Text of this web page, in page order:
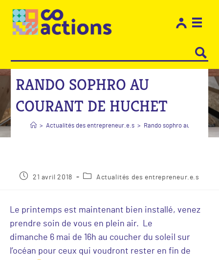
RANDO SOPHRO AU
COURANT DE HUCHET
> Actualités des entrepreneur.e.s > Rando sophro au courant
21 avril 2018 Actualités des entrepreneur.e.s
Le printemps est maintenant bien installé, venez
prendre soin de vous en plein air. Le
dimanche 6 mai de 16h au coucher du soleil sur
l’océan pour ceux qui voudront rester en fin de